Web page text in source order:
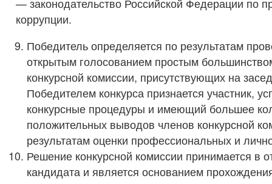
— законодательство Российской Федерации по
коррупции.
Победитель определяется по результатам
открытым голосованием простым
конкурсной комиссии, присутствующих на
Победителем конкурса признается участник,
конкурсные процедуры и имеющий большее
положительных выводов членов конкурсной
результатам оценки профессиональных и
Решение конкурсной комиссии принимается в
кандидата и является основанием